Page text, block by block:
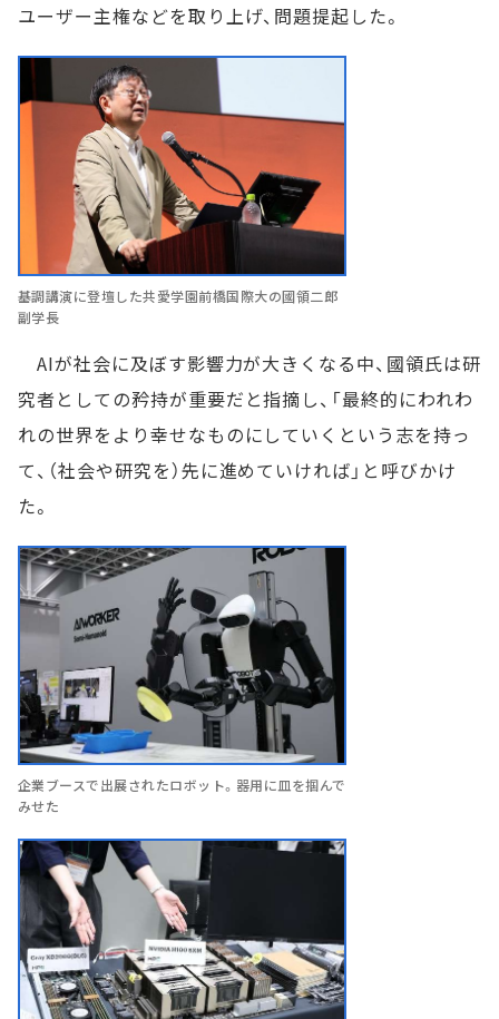
ユーザー主権などを取り上げ、問題提起した。
基調講演に登壇した共愛学園前橋国際大の國領二郎
副学長
AIが社会に及ぼす影響力が大きくなる中、國領氏は研
究者としての矜持が重要だと指摘し、「最終的にわれわ
れの世界をより幸せなものにしていくという志を持っ
て、（社会や研究を）先に進めていければ」と呼びかけ
た。
企業ブースで出展されたロボット。器用に皿を掴んで
みせた